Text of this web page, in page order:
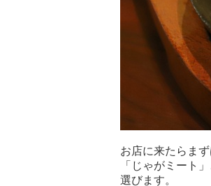
お店に来たらま
「じゃがミート
選びます。